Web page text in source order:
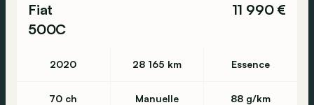
Fiat
500C
11 990 €
2020 28 165 km Essence
70 ch Manuelle 88 g/km